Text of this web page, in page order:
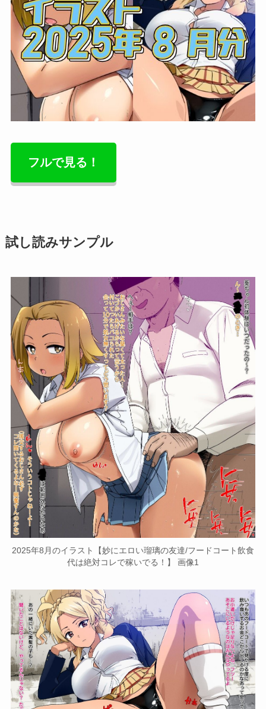
フルで見る！
試し読みサンプル
2025年8月のイラスト【妙にエロい瑠璃の友達/フードコート飲食
代は絶対コレで稼いでる！】 画像1